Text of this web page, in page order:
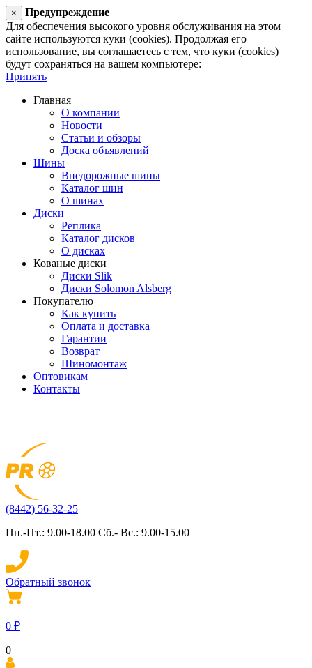
×
Предупреждение
Для обеспечения высокого уровня обслуживания на этом
сайте используются куки (cookies). Продолжая его
использование, вы соглашаетесь с тем, что куки (cookies)
будут сохраняться на вашем компьютере:
Принять
Главная
О компании
Новости
Статьи и обзоры
Доска объявлений
Шины
Внедорожные шины
Каталог шин
О шинах
Диски
Реплика
Каталог дисков
О дисках
Кованые диски
Диски Slik
Диски Solomon Alsberg
Покупателю
Как купить
Оплата и доставка
Гарантии
Возврат
Шиномонтаж
Оптовикам
Контакты
(8442) 56-32-25
Пн.-Пт.: 9.00-18.00 Сб.- Вс.: 9.00-15.00
Обратный звонок
0 ₽
0